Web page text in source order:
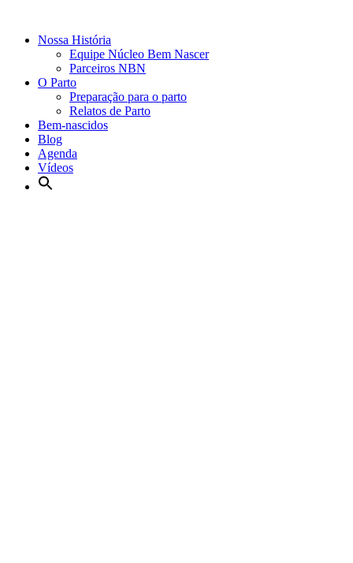
Nossa História
Equipe Núcleo Bem Nascer
Parceiros NBN
O Parto
Preparação para o parto
Relatos de Parto
Bem-nascidos
Blog
Agenda
Vídeos